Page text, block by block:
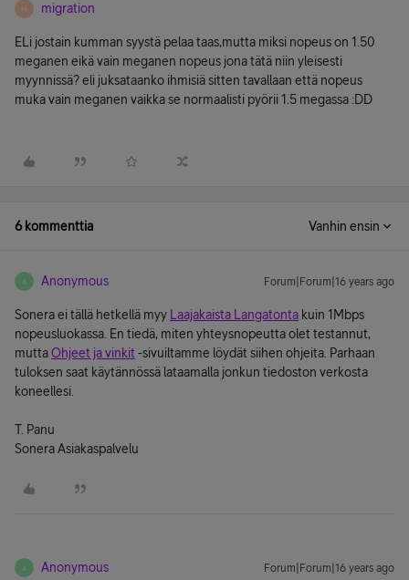
M migration
ELi jostain kumman syystä pelaa taas,mutta miksi nopeus on 1.50
meganen eikä vain meganen nopeus jona tätä niin yleisesti
myynnissä? eli juksataanko ihmisiä sitten tavallaan että nopeus
muka vain meganen vaikka se normaalisti pyörii 1.5 megassa :DD
6 kommenttia Vanhin ensin
A Anonymous Forum|Forum|16 years ago
Sonera ei tällä hetkellä myy Laajakaista Langatonta kuin 1Mbps
nopeusluokassa. En tiedä, miten yhteysnopeutta olet testannut,
muttaOhjeet ja vinkit -sivuiltamme löydät siihen ohjeita. Parhaan
tuloksen saat käytännössä lataamalla jonkun tiedoston verkosta
koneellesi.
T. Panu
Sonera Asiakaspalvelu
A Anonymous Forum|Forum|16 years ago